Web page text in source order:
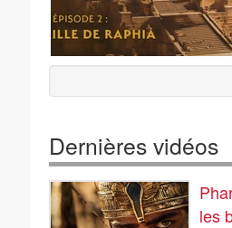
Dernières vidéos
les